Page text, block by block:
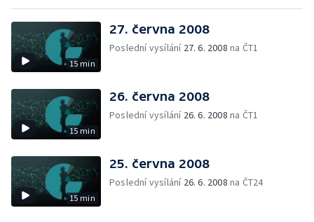
15 min
27. června 2008
Poslední vysílání 27. 6. 2008 na ČT1
15 min
26. června 2008
Poslední vysílání 26. 6. 2008 na ČT1
15 min
25. června 2008
Poslední vysílání 26. 6. 2008 na ČT24